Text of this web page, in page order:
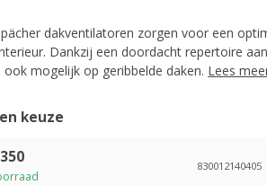
dakventilatoren zorgen voor een
Dankzij een doordacht repertoire
mogelijk op geribbelde daken. Lees
keuze
830012140405